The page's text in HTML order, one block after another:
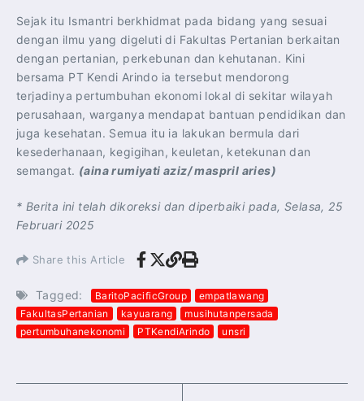
Sejak itu Ismantri berkhidmat pada bidang yang sesuai
dengan ilmu yang digeluti di Fakultas Pertanian berkaitan
dengan pertanian, perkebunan dan kehutanan. Kini
bersama PT Kendi Arindo ia tersebut mendorong
terjadinya pertumbuhan ekonomi lokal di sekitar wilayah
perusahaan, warganya mendapat bantuan pendidikan dan
juga kesehatan. Semua itu ia lakukan bermula dari
kesederhanaan, kegigihan, keuletan, ketekunan dan
semangat. (aina rumiyati aziz/ maspril aries)
* Berita ini telah dikoreksi dan diperbaiki pada, Selasa, 25
Februari 2025
Share this Article
Tagged: BaritoPacificGroup
empatlawang
FakultasPertanian
kayuarang
musihutanpersada
pertumbuhanekonomi
PTKendiArindo unsri